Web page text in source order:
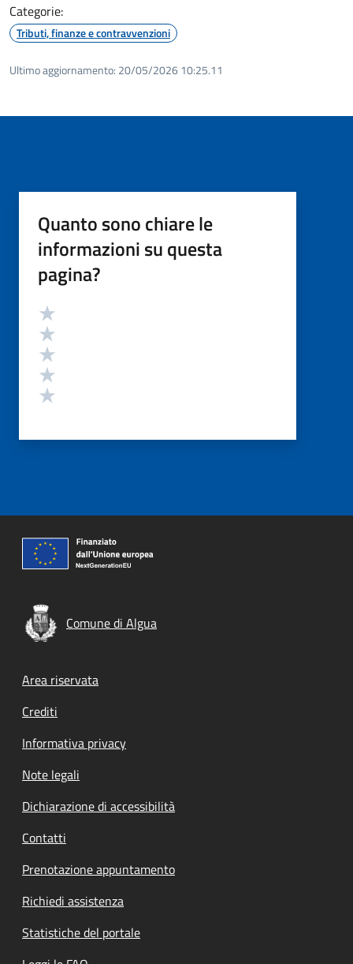
Categorie:
Tributi, finanze e contravvenzioni
Ultimo aggiornamento: 20/05/2026 10:25.11
Quanto sono chiare le
informazioni su questa
pagina?
Valutazione
Comune di Algua
Footer menu
Area riservata
Crediti
Informativa privacy
Note legali
Dichiarazione di accessibilità
Contatti
Prenotazione appuntamento
Richiedi assistenza
Statistiche del portale